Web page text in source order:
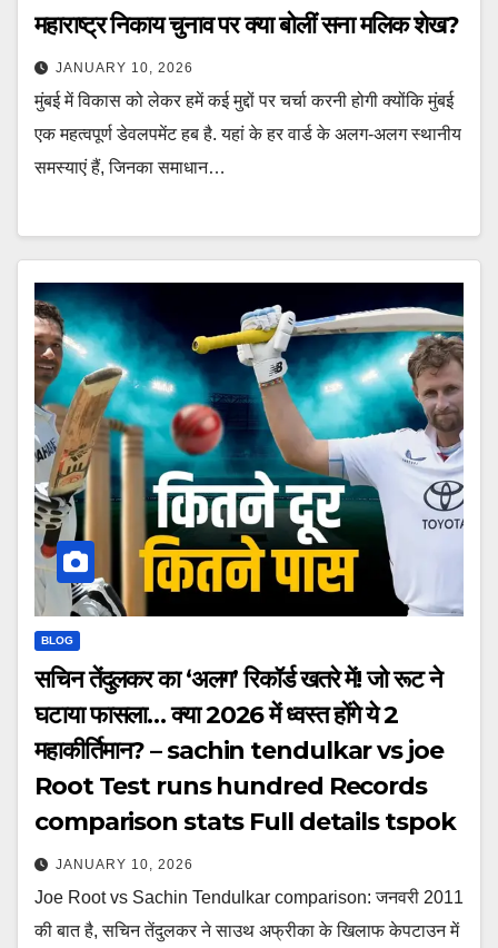
महाराष्ट्र निकाय चुनाव पर क्या बोलीं सना मलिक शेख?
JANUARY 10, 2026
मुंबई में विकास को लेकर हमें कई मुद्दों पर चर्चा करनी होगी क्योंकि मुंबई
एक महत्वपूर्ण डेवलपमेंट हब है. यहां के हर वार्ड के अलग-अलग स्थानीय
समस्याएं हैं, जिनका समाधान…
BLOG
सचिन तेंदुलकर का ‘अलग’ रिकॉर्ड खतरे में! जो रूट ने
घटाया फासला… क्या 2026 में ध्वस्त होंगे ये 2
महाकीर्तिमान? – sachin tendulkar vs joe
Root Test runs hundred Records
comparison stats Full details tspok
JANUARY 10, 2026
Joe Root vs Sachin Tendulkar comparison: जनवरी 2011
की बात है, सच‍िन तेंदुलकर ने साउथ अफ्रीका के ख‍िलाफ केपटाउन में